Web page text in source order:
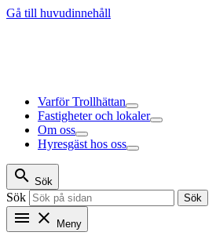
Gå till huvudinnehåll
Varför Trollhättan
Fastigheter och lokaler
Om oss
Hyresgäst hos oss
search Sök
Sök Sök
menu close Meny